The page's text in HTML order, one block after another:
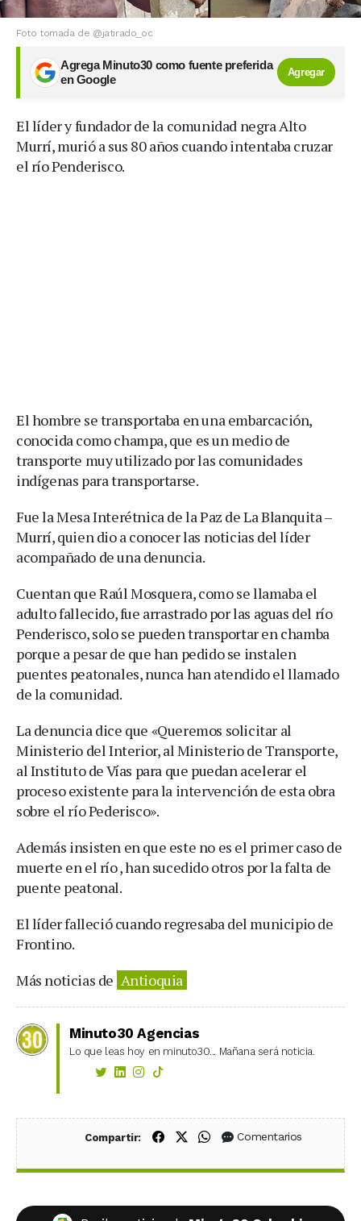
Foto tomada de @jatirado_oc
Agrega Minuto30 como fuente preferida
en Google
Agregar
El líder y fundador de la comunidad negra Alto
Murrí, murió a sus 80 años cuando intentaba cruzar
el río Penderisco.
El hombre se transportaba en una embarcación,
conocida como champa, que es un medio de
transporte muy utilizado por las comunidades
indígenas para transportarse.
Fue la Mesa Interétnica de la Paz de La Blanquita –
Murrí, quien dio a conocer las noticias del líder
acompañado de una denuncia.
Cuentan que Raúl Mosquera, como se llamaba el
adulto fallecido, fue arrastrado por las aguas del río
Penderisco, solo se pueden transportar en chamba
porque a pesar de que han pedido se instalen
puentes peatonales, nunca han atendido el llamado
de la comunidad.
La denuncia dice que «Queremos solicitar al
Ministerio del Interior, al Ministerio de Transporte,
al Instituto de Vías para que puedan acelerar el
proceso existente para la intervención de esta obra
sobre el río Pederisco».
Además insisten en que este no es el primer caso de
muerte en el río , han sucedido otros por la falta de
puente peatonal.
El líder falleció cuando regresaba del municipio de
Frontino.
Más noticias de Antioquia
Minuto30 Agencias
Lo que leas hoy en minuto30... Mañana será noticia.
Compartir: Compartir en Facebook
Compartir en X (Twitter)
Compartir en WhatsApp
Comentarios